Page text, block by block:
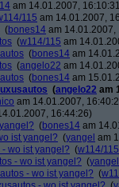
am 14.01.2007,
115 am 14.01.2007,
(bones14 am 14.01.2007,
(w114/115 am
(bones14 am
(angelo22 am
(bones14 am
(angelo22 am
am 14.01.2007,
16:44:26)
(bones14 am
ist yangel? (yangel am
wo ist yangel? (w114/115
- wo ist yangel? (yangel
- wo ist yangel? (